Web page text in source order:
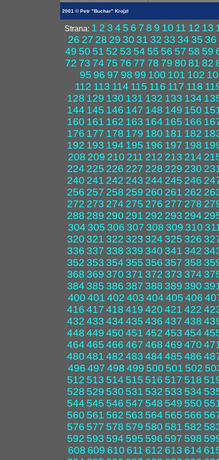
2001 © Petr "Buchar" Krojzl
Strana: 1 2 3 4 5 6 7 8 9 10 11 12 13
26 27 28 29 30 31 32 33 34 35 36
49 50 51 52 53 54 55 56 57 58 59
72 73 74 75 76 77 78 79 80 81 82
95 96 97 98 99 100 101 102
112 113 114 115 116 117 118
128 129 130 131 132 133 134
144 145 146 147 148 149 150
160 161 162 163 164 165 166
176 177 178 179 180 181 182
192 193 194 195 196 197 198
208 209 210 211 212 213 214
224 225 226 227 228 229 230
240 241 242 243 244 245 246
256 257 258 259 260 261 262
272 273 274 275 276 277 278
288 289 290 291 292 293 294
304 305 306 307 308 309 310
320 321 322 323 324 325 326
336 337 338 339 340 341 342
352 353 354 355 356 357 358
368 369 370 371 372 373 374
384 385 386 387 388 389 390
400 401 402 403 404 405 406
416 417 418 419 420 421 422
432 433 434 435 436 437 438
448 449 450 451 452 453 454
464 465 466 467 468 469 470
480 481 482 483 484 485 486
496 497 498 499 500 501 502
512 513 514 515 516 517 518
528 529 530 531 532 533 534
544 545 546 547 548 549 550
560 561 562 563 564 565 566
576 577 578 579 580 581 582
592 593 594 595 596 597 598
608 609 610 611 612 613 614